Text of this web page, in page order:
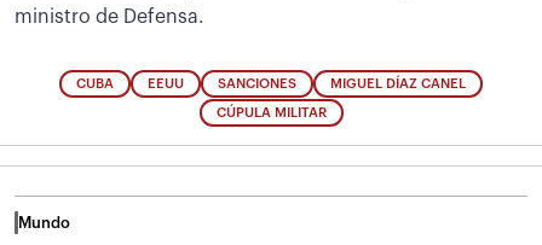
ministro de Defensa.
CUBA EEUU SANCIONES MIGUEL DÍAZ CANEL
CÚPULA MILITAR
Mundo